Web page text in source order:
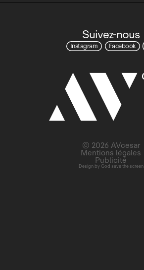
Suivez-nous
Instagram Facebook
Design by God save the screen
© 2026 AVcesar
Mentions légales
Publicité